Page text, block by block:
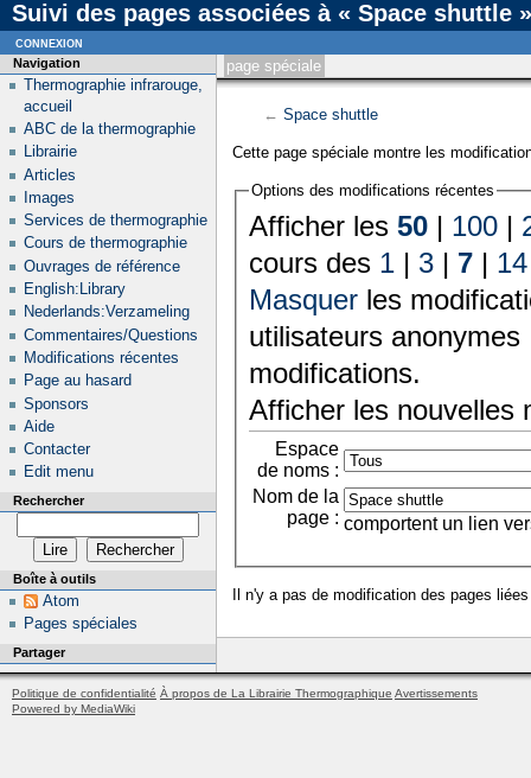
Suivi des pages associées à « Space shuttle »
page spéciale
← Space shuttle
Cette page spéciale montre les
Options des modifications récentes
Afficher les 50| 100|
cours des 1| 3| 7| 14
Masquerles
utilisateurs
modifications.
Afficher les nouvelles
Espace
de noms :
Nom de la
page : comportent un lien
Il n'y a pas de modification des pages
Navigation
Thermographie infrarouge,
accueil
ABC de la thermographie
Librairie
Articles
Images
Services de thermographie
Cours de thermographie
Ouvrages de référence
English:Library
Nederlands:Verzameling
Commentaires/Questions
Modifications récentes
Page au hasard
Sponsors
Aide
Contacter
Edit menu
Rechercher
Boîte à outils
Atom
Pages spéciales
Partager
connexion
Politique de confidentialité À propos de La Librairie Thermographique Avertissements
Powered by MediaWiki